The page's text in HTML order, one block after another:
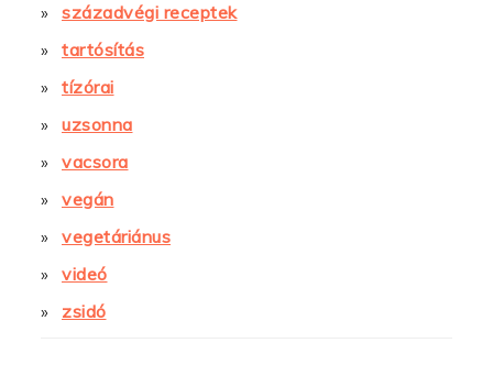
századvégi receptek
tartósítás
tízórai
uzsonna
vacsora
vegán
vegetáriánus
videó
zsidó